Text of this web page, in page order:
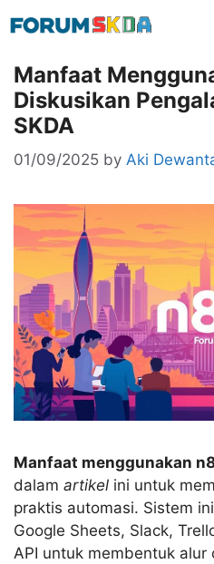
to
Manfaat
Diskusikan
SKDA
01/09/2025 by Aki
Manfaat menggunakan
dalam artikel ini untuk
praktis automasi. Sistem
Google Sheets, Slack,
API untuk membentuk